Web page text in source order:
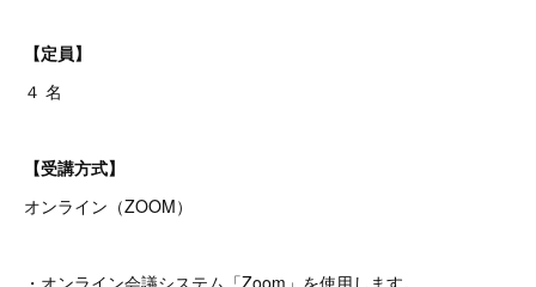
【定員】
４ 名
【受講方式】
オンライン（ZOOM）
・オンライン会議システム「Zoom」を使用します。